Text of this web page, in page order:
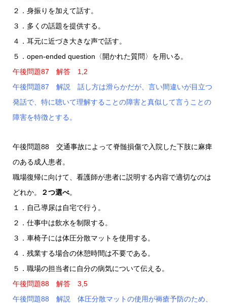
２．身振りを加えて話す。
３．多くの話題を提供する。
４．耳元に近づき大きな声で話す。
５．open-ended question〈開かれた質問〉を用いる。
午後問題87 解答 1,2
午後問題87 解説 話し方は滑らかだが、言い間違いが目立つ
発話で、特に聴いて理解することの障害と真似して言うことの
障害を特徴とする。
午後問題88 交通事故によって脊髄損傷で入院した下肢に麻痺
のある成人患者。
職場復帰に向けて、看護師が患者に説明する内容で適切なのは
どれか。
２つ選べ。
１．自己導尿は自宅で行う。
２．仕事中は飲水を制限する。
３．車椅子には体圧分散マットを使用する。
４．残業する場合の休憩時間は不要である。
５．職場の担当者に自分の病気について伝える。
午後問題88 解答 3,5
午後問題88 解説 体圧分散マットの使用が褥瘡予防のため、